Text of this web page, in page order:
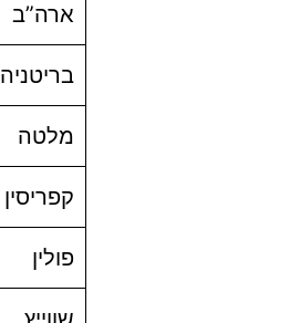
ארה”ב
בריטניה
מלטה
קפריסין
פולין